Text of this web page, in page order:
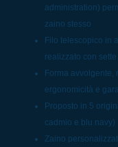
administration)
zaino stesso
Filo telescopico in
realizzato con
Forma
ergonomicità e
Proposto in 5
cadmio e blu navy)
Zaino